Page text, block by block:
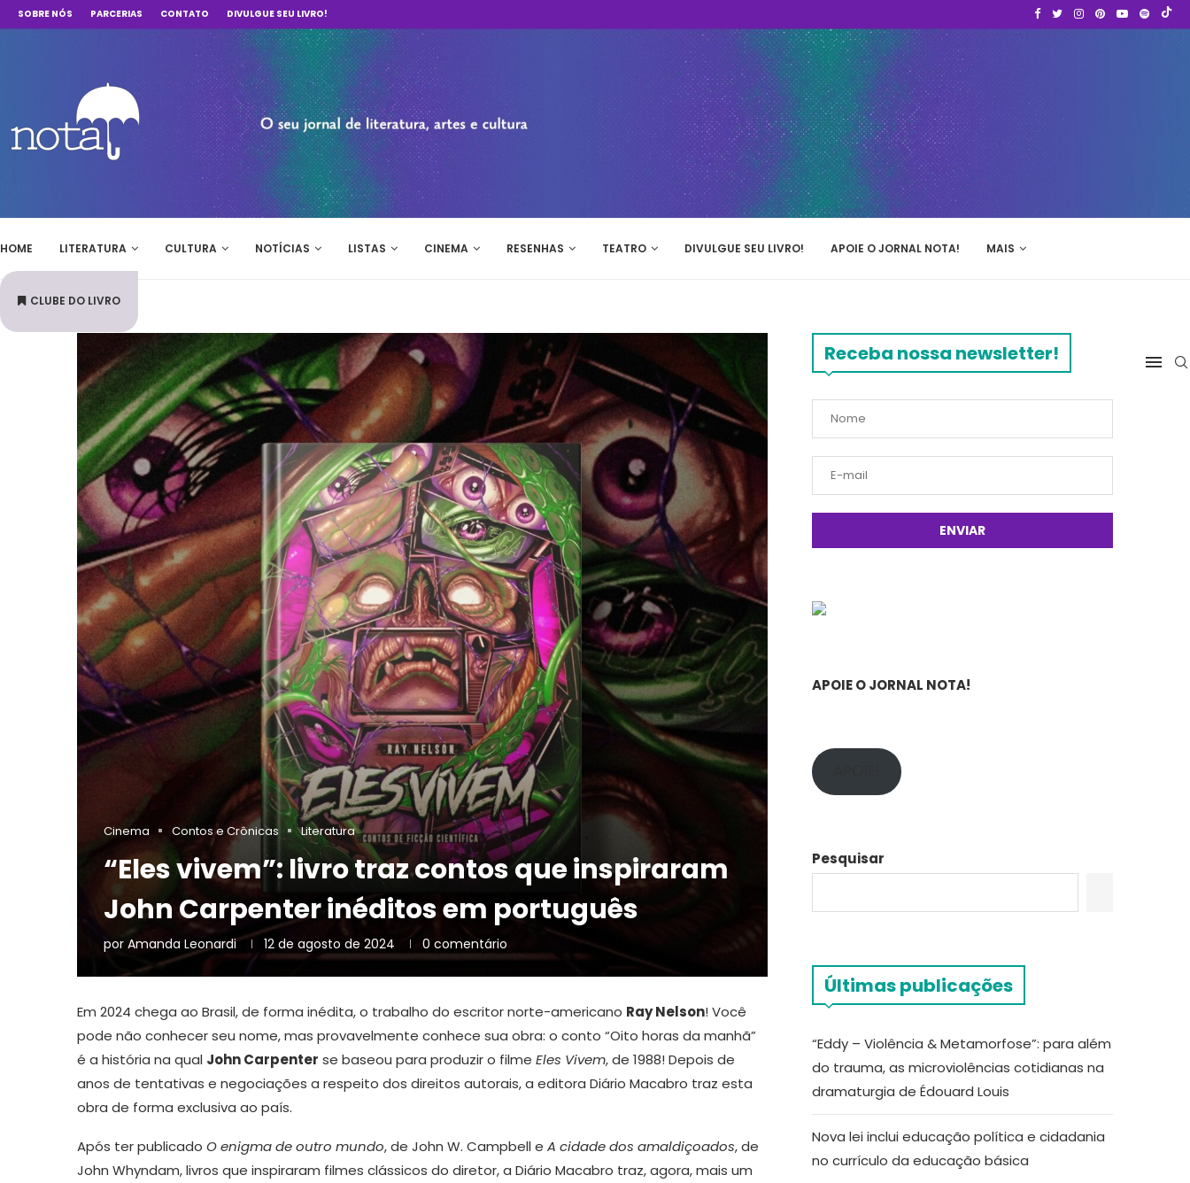
SOBRE NÓS PARCERIAS CONTATO DIVULGUE SEU LIVRO!
HOME LITERATURA CULTURA NOTÍCIAS LISTAS CINEMA RESENHAS TEATRO DIVULGUE SEU LIVRO! APOIE O JORNAL NOTA! MAIS
CLUBE DO LIVRO
Cinema Contos e Crônicas Literatura
“Eles vivem”: livro traz contos que inspiraram
John Carpenter inéditos em português
por Amanda Leonardi 12 de agosto de 2024 0 comentário
Em 2024 chega ao Brasil, de forma inédita, o trabalho do escritor norte-americano Ray Nelson! Você
pode não conhecer seu nome, mas provavelmente conhece sua obra: o conto “Oito horas da manhã”
é a história na qual John Carpenter se baseou para produzir o filme Eles Vivem, de 1988! Depois de
anos de tentativas e negociações a respeito dos direitos autorais, a editora Diário Macabro traz esta
obra de forma exclusiva ao país.
Após ter publicado O enigma de outro mundo, de John W. Campbell e A cidade dos amaldiçoados, de
John Whyndam, livros que inspiraram filmes clássicos do diretor, a Diário Macabro traz, agora, mais um
Receba nossa newsletter!
APOIE O JORNAL NOTA!
Pesquisar
Últimas publicações
“Eddy – Violência & Metamorfose”: para além
do trauma, as microviolências cotidianas na
dramaturgia de Édouard Louis
Nova lei inclui educação política e cidadania
no currículo da educação básica